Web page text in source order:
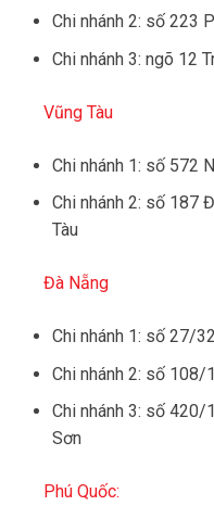
Chi nhánh 2: số 223
Chi nhánh 3: ngõ 12
Vũng Tàu
Chi nhánh 1: số 572
Chi nhánh 2: số 187
Tàu
Đà Nẵng
Chi nhánh 1: số 27/
Chi nhánh 2: số 108/
Chi nhánh 3: số 420/
Sơn
Phú Quốc: